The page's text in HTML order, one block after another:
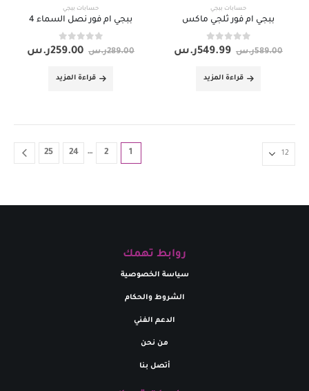
حسابات ببجي
ببجي ام فور ثلجي ماكس
589.00ر.س 549.99ر.س
قراءة المزيد
حسابات ببجي
ببجي ام فور نصل السماء 4
289.00ر.س 259.00ر.س
قراءة المزيد
1
2
…
24
25
روابط تهمك
سياسة الخصوصية
الشروط والحكام
الدعم الفني
من نحن
أتصل بنا